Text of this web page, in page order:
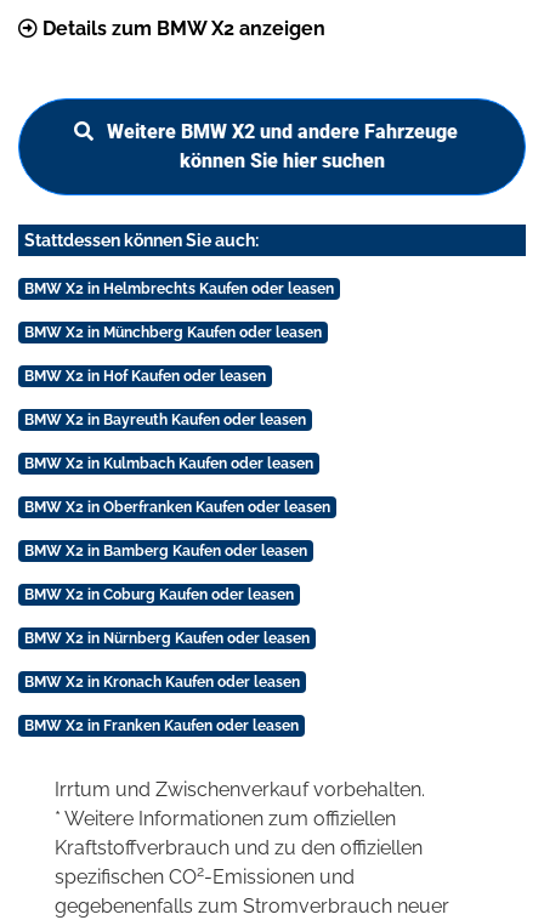
Details zum BMW X2 anzeigen
Weitere BMW X2 und andere Fahrzeuge
können Sie hier suchen
Stattdessen können Sie auch:
BMW X2 in Helmbrechts Kaufen oder leasen
BMW X2 in Münchberg Kaufen oder leasen
BMW X2 in Hof Kaufen oder leasen
BMW X2 in Bayreuth Kaufen oder leasen
BMW X2 in Kulmbach Kaufen oder leasen
BMW X2 in Oberfranken Kaufen oder leasen
BMW X2 in Bamberg Kaufen oder leasen
BMW X2 in Coburg Kaufen oder leasen
BMW X2 in Nürnberg Kaufen oder leasen
BMW X2 in Kronach Kaufen oder leasen
BMW X2 in Franken Kaufen oder leasen
Irrtum und Zwischenverkauf vorbehalten.
* Weitere Informationen zum offiziellen
Kraftstoffverbrauch und zu den offiziellen
spezifischen CO2-Emissionen und
gegebenenfalls zum Stromverbrauch neuer